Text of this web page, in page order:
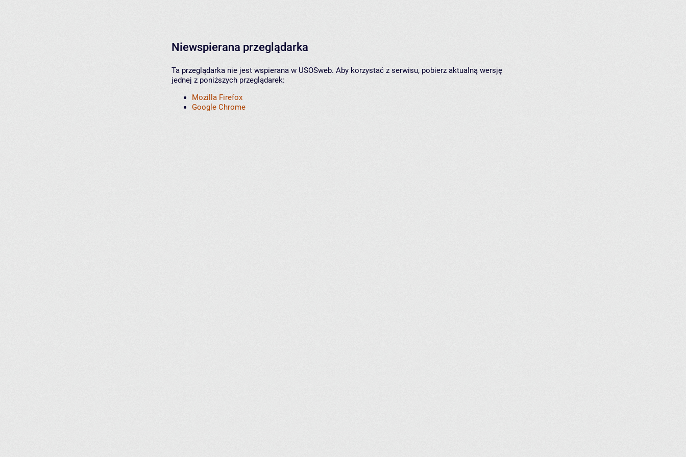
Niewspierana przeglądarka
Ta przeglądarka nie jest wspierana w USOSweb. Aby korzystać z serwisu, pobierz aktualną wersję
jednej z poniższych przeglądarek:
Mozilla Firefox
Google Chrome